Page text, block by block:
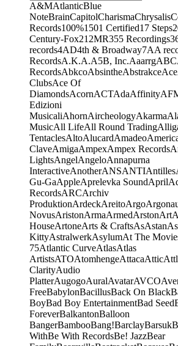
A&MAtlanticBlue
NoteBrainCapitolCharismaChrysalis
Records100%1501 Certified17 Steps
Century-Fox21 2MR355 Recordings
records4AD4th & Broadway7AA
RecordsA.K.A.A5B, Inc.AaarrgABC
RecordsAbkcoAbsintheAbstrakceAce
ClubsAce Of
DiamondsAcornACTAdaAffinity
Edizioni
MusicaliAhornAircheologyAkarma
MusicAll LifeAll Round Trading
TentaclesAltoAlucardAmadeo
ClaveAmigaAmpexAmpex Records
LightsAngelAngeloAnnapurna
InteractiveAnotherANSANTIAntilles
Gu-GaAppleAprelevka SoundApril
RecordsARCArchiv
ProduktionArdeckAreitoArgo
NovusAristonArmaArmedArstonArt
HouseArtoneArts & CraftsAsAstan
KittyAstralwerkAsylumAt The
75Atlantic CurveAtlasAtlas
ArtistsATOAtomhengeAttacaAttic
ClarityAudio
PlatterAugogoAuralAvatarAVCO
FreeBabylonBacillusBack On Black
BoyBad Boy EntertainmentBad Seed
ForeverBalkantonBalloon
BangerBambooBang!BarclayBarsuk
WithBe With RecordsBe! JazzBear